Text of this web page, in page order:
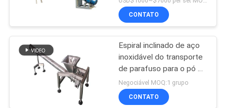
SOBRE
CONTATO
Espiral inclinado de aço
inoxidável do transporte
de parafuso para o pó da
grão
Negociável MOQ:1 grupo
CONTATO